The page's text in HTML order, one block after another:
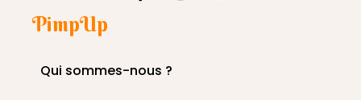
PimpUp
Qui sommes-nous ?